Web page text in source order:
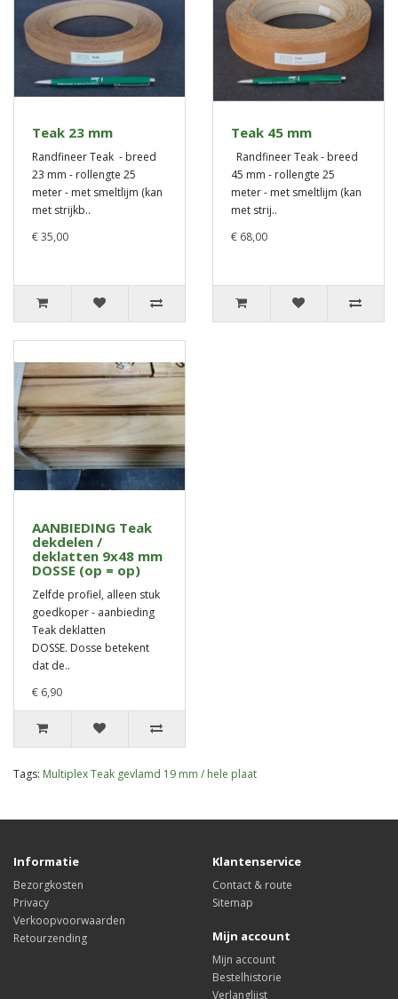
Teak 23 mm
Randfineer Teak - breed
23 mm - rollengte 25
meter - met smeltlijm (kan
met strijkb..
€ 35,00
Teak 45 mm
Randfineer Teak - breed
45 mm - rollengte 25
meter - met smeltlijm (kan
met strij..
€ 68,00
AANBIEDING Teak
dekdelen /
deklatten 9x48 mm
DOSSE (op = op)
Zelfde profiel, alleen stuk
goedkoper - aanbieding
Teak deklatten
DOSSE. Dosse betekent
dat de..
€ 6,90
Tags: Multiplex Teak gevlamd 19 mm / hele plaat
Informatie
Bezorgkosten
Privacy
Verkoopvoorwaarden
Retourzending
Klantenservice
Contact & route
Sitemap
Mijn account
Mijn account
Bestelhistorie
Verlanglijst